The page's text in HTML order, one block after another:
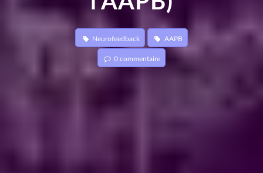
Neurofeedback AAPB
0 commentaire